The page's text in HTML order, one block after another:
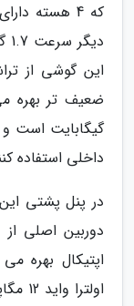
داخلی استفاده
در پنل پشتی
اپتیکال بهره